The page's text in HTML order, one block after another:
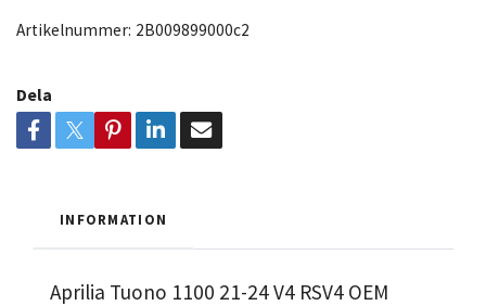
Artikelnummer: 2B009899000c2
Dela
INFORMATION
Aprilia Tuono 1100 21-24 V4 RSV4 OEM